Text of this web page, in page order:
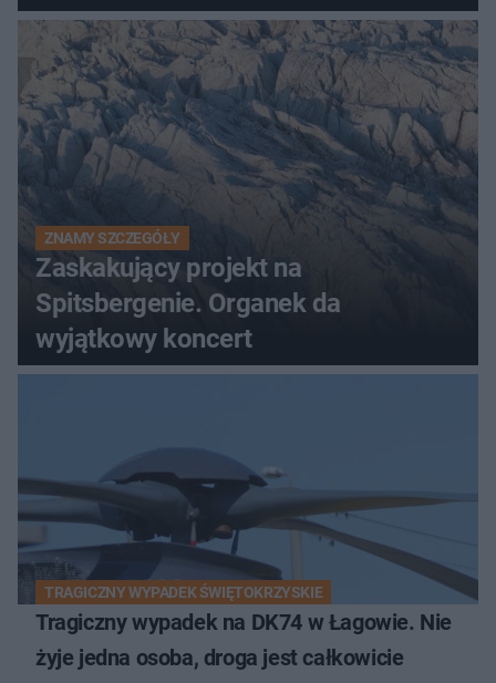
ZNAMY SZCZEGÓŁY
Zaskakujący projekt na
Spitsbergenie. Organek da
wyjątkowy koncert
TRAGICZNY WYPADEK ŚWIĘTOKRZYSKIE
Tragiczny wypadek na DK74 w Łagowie. Nie
żyje jedna osoba, droga jest całkowicie